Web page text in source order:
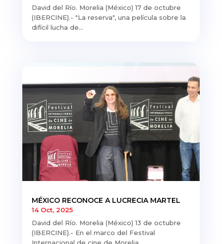
David del Río. Morelia (México) 17 de octubre
(IBERCINE).- "La reserva", una película sobre la
difícil lucha de...
MÉXICO RECONOCE A LUCRECIA MARTEL
14 Oct, 2025
David del Río. Morelia (México) 13 de octubre
(IBERCINE).- En el marco del Festival